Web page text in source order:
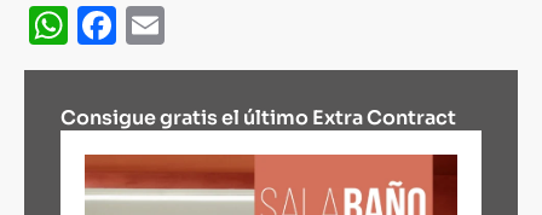
WhatsApp
Facebook
Consigue gratis el último Extra Contract